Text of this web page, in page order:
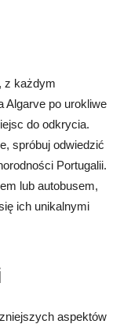
z każdym
Algarve po urokliwe
do odkrycia.
spróbuj odwiedzić
Portugalii.
lub autobusem,
ich unikalnymi
aspektów